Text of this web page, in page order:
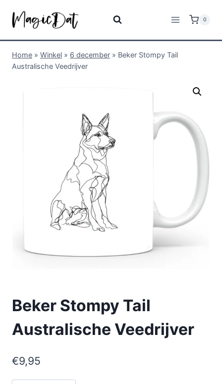
0
Home » Winkel » 6 december » Beker Stompy Tail
Australische Veedrijver
Beker Stompy Tail
Australische Veedrijver
€9,95